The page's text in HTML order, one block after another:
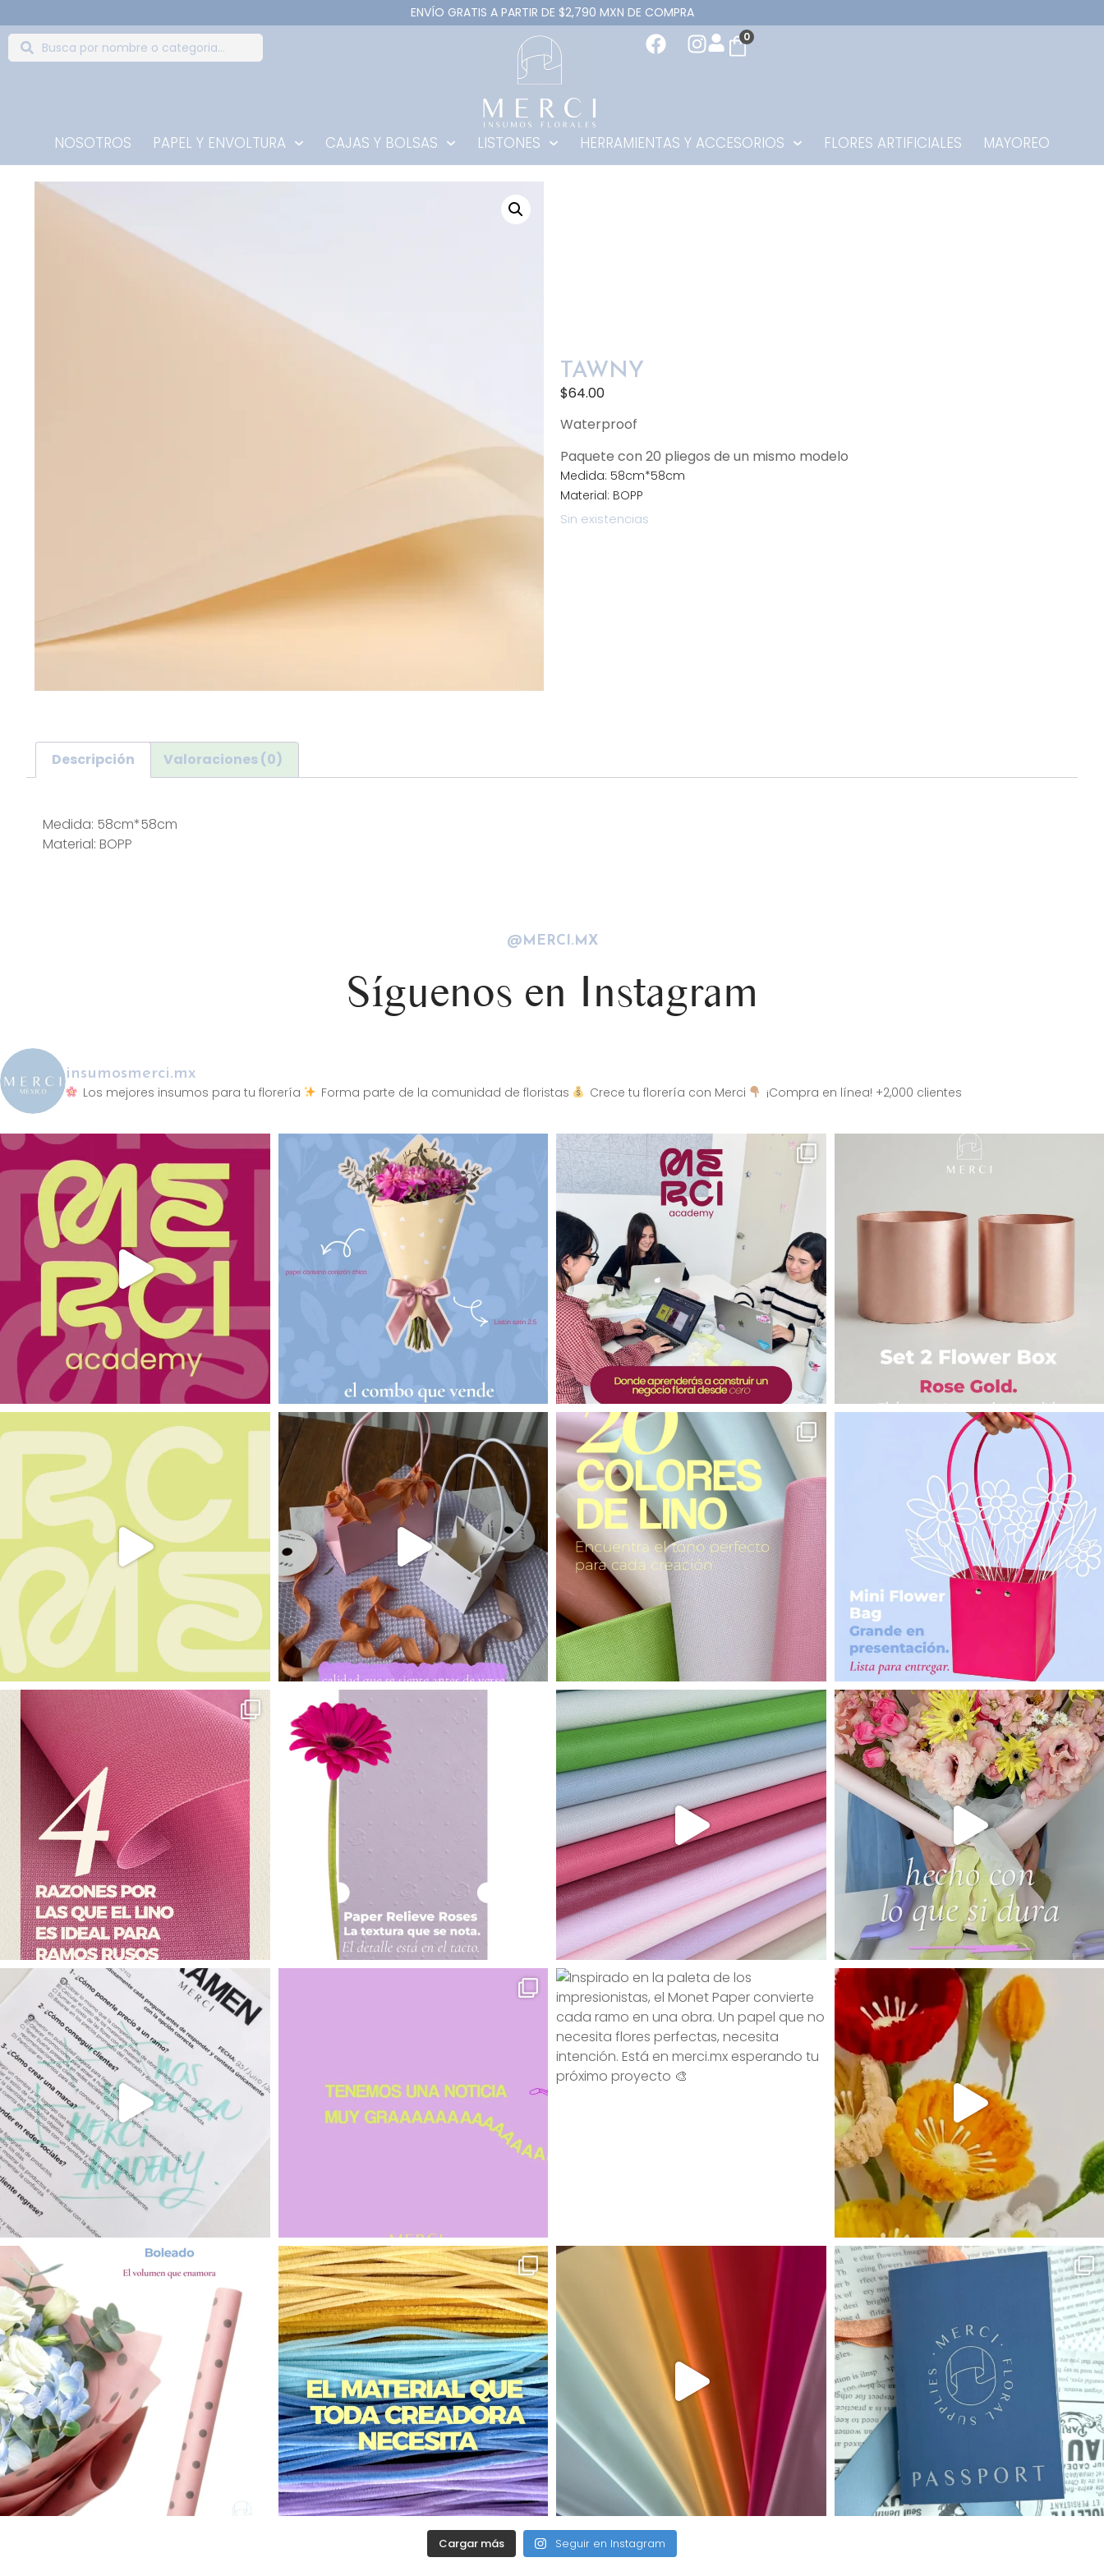
ENVÍO GRATIS A PARTIR DE $2,790 MXN DE COMPRA
0
NOSOTROS PAPEL Y ENVOLTURA CAJAS Y BOLSAS LISTONES HERRAMIENTAS Y ACCESORIOS FLORES ARTIFICIALES MAYOREO
TAWNY
$64.00
Waterproof
Paquete con 20 pliegos de un mismo modelo
Medida: 58cm*58cm
Material: BOPP
Sin existencias
Descripción Valoraciones (0)
Medida: 58cm*58cm
Material: BOPP
@MERCI.MX
Síguenos en Instagram
insumosmerci.mx
Los mejores insumos para tu florería
Forma parte de la comunidad de floristas Crece tu florería con Merci ¡Compra en línea! +2,000 clientes
Cargar más Seguir en Instagram